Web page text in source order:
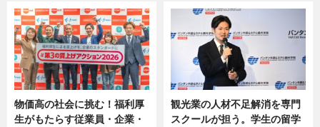
物価高の社会に挑む！福利厚
生がもたらす従業員・企業・
観光業の人材不足解消を専門
スクールが担う。学生の留学